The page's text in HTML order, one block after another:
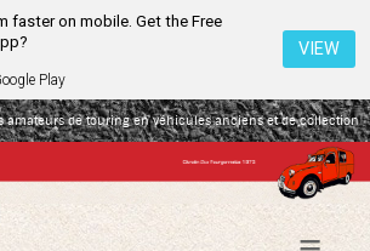
faster on mobile. Get the Free
Play
VIEW
amateurs de touring en véhicules anciens et de collection